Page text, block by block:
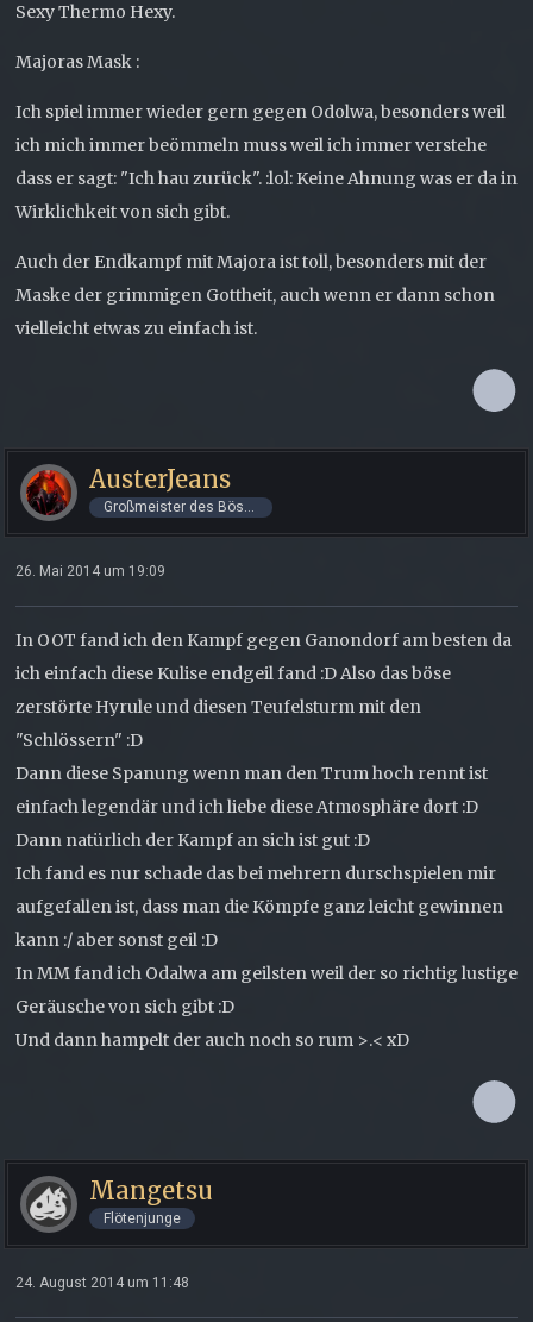
Sexy Thermo Hexy.
Majoras Mask :
Ich spiel immer wieder gern gegen Odolwa, besonders weil
ich mich immer beömmeln muss weil ich immer verstehe
dass er sagt: "Ich hau zurück". :lol: Keine Ahnung was er da in
Wirklichkeit von sich gibt.
Auch der Endkampf mit Majora ist toll, besonders mit der
Maske der grimmigen Gottheit, auch wenn er dann schon
vielleicht etwas zu einfach ist.
AusterJeans
Großmeister des Bösen
26. Mai 2014 um 19:09
In OOT fand ich den Kampf gegen Ganondorf am besten da
ich einfach diese Kulise endgeil fand :D Also das böse
zerstörte Hyrule und diesen Teufelsturm mit den
"Schlössern" :D
Dann diese Spanung wenn man den Trum hoch rennt ist
einfach legendär und ich liebe diese Atmosphäre dort :D
Dann natürlich der Kampf an sich ist gut :D
Ich fand es nur schade das bei mehrern durschspielen mir
aufgefallen ist, dass man die Kömpfe ganz leicht gewinnen
kann :/ aber sonst geil :D
In MM fand ich Odalwa am geilsten weil der so richtig lustige
Geräusche von sich gibt :D
Und dann hampelt der auch noch so rum >.< xD
Mangetsu
Flötenjunge
24. August 2014 um 11:48